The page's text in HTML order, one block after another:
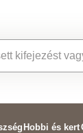
Hobbi és kert